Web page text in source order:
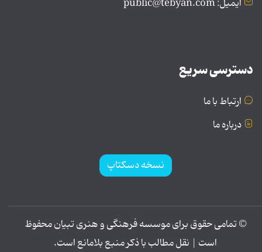
ایمیل: public@tebyan.com
دسترسی سریع
ارتباط با ما
درباره ما
نسخه دسکتاپ
© تمامی حقوق برای موسسه فرهنگی و هنری تبیان محفوظ
است | نقل مطالب با ذکر منبع بلامانع است.